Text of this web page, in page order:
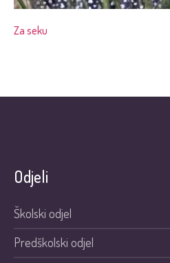
Za seku
Odjeli
Školski odjel
Predškolski odjel